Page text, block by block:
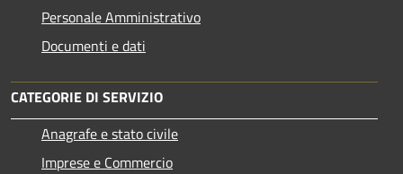
Personale Amministrativo
Documenti e dati
CATEGORIE DI SERVIZIO
Anagrafe e stato civile
Imprese e Commercio